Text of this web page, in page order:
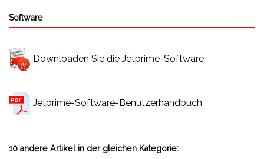
Software
Downloaden Sie die Jetprime-Software
Jetprime-Software-Benutzerhandbuch
10 andere Artikel in der gleichen Kategorie: